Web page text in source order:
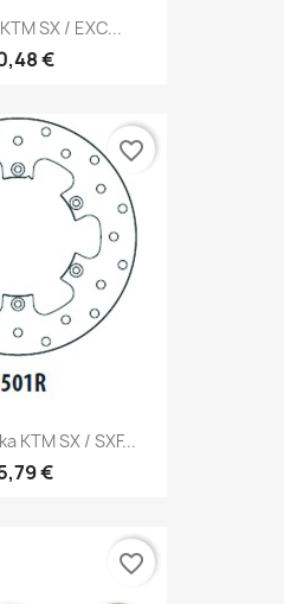
SX / EXC...
€
KTM SX / SXF...
€
favorite_border
favorite_border